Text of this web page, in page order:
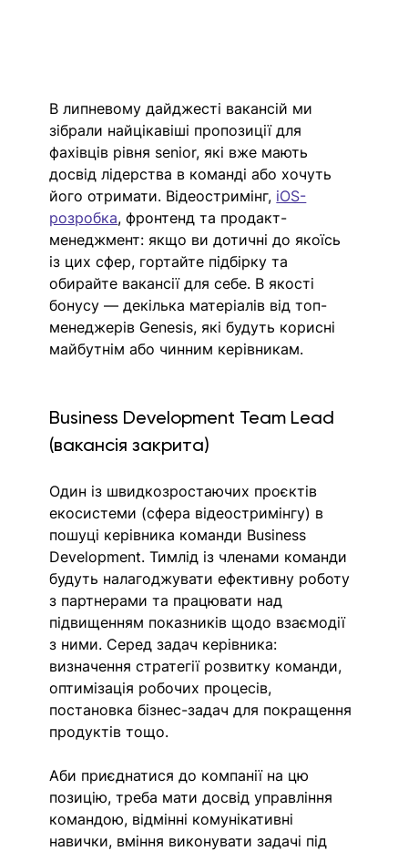
В липневому дайджесті вакансій ми
зібрали найцікавіші пропозиції для
фахівців рівня senior, які вже мають
досвід лідерства в команді або хочуть
його отримати. Відеостримінг, iOS-
розробка, фронтенд та продакт-
менеджмент: якщо ви дотичні до якоїсь
із цих сфер, гортайте підбірку та
обирайте вакансії для себе. В якості
бонусу — декілька матеріалів від топ-
менеджерів Genesis, які будуть корисні
майбутнім або чинним керівникам.
Business Development Team Lead
(вакансія закрита)
Один із швидкозростаючих проєктів
екосистеми (сфера відеостримінгу) в
пошуці керівника команди Business
Development. Тимлід із членами команди
будуть налагоджувати ефективну роботу
з партнерами та працювати над
підвищенням показників щодо взаємодії
з ними. Серед задач керівника:
визначення стратегії розвитку команди,
оптимізація робочих процесів,
постановка бізнес-задач для покращення
продуктів тощо.
Аби приєднатися до компанії на цю
позицію, треба мати досвід управління
командою, відмінні комунікативні
навички, вміння виконувати задачі під